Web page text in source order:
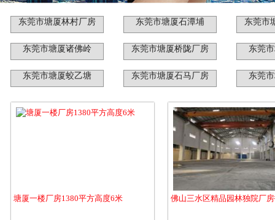
东莞市塘厦林村厂房 东莞市塘厦石潭埔 东莞市
东莞市塘厦诸佛岭 东莞市塘厦桥陇厂房 东莞
东莞市塘厦蛟乙塘 东莞市塘厦石马厂房 东莞
塘厦一楼厂房1380平方高度6米 佛山三水区精品园林独院厂